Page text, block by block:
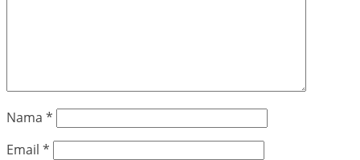
Nama *
Email *